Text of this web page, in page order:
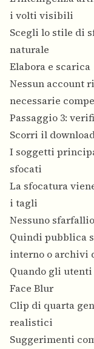
i volti visibili
Scegli lo stile di
naturale
Elabora e scarica
Nessun account
necessarie
Passaggio 3:
Scorri il
I soggetti
sfocati
La sfocatura
i tagli
Nessuno
Quindi pubblica
interno o archivi
Quando gli
Face Blur
Clip di quarta
realistici
Suggerimenti